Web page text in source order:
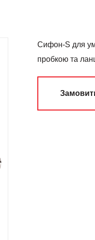
Сифон-S для
пробкою та